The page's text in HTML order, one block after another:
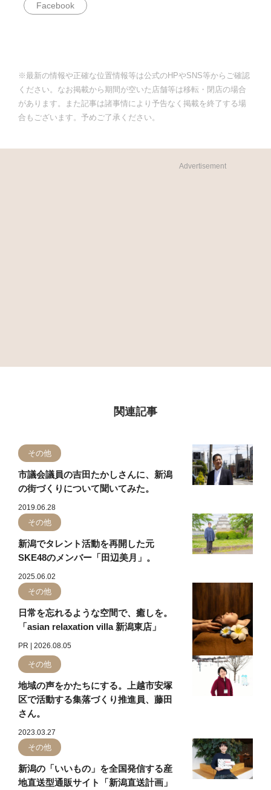
Facebook
※最新の情報や正確な位置情報等は公式のHPやSNS等からご確認
ください。なお掲載から期間が空いた店舗等は移転・閉店の場合
があります。また記事は諸事情により予告なく掲載を終了する場
合もございます。予めご了承ください。
Advertisement
関連記事
その他
市議会議員の吉田たかしさんに、新潟
の街づくりについて聞いてみた。
2019.06.28
その他
新潟でタレント活動を再開した元
SKE48のメンバー「田辺美月」。
2025.06.02
その他
日常を忘れるような空間で、癒しを。
「asian relaxation villa 新潟東店」
PR | 2026.08.05
その他
地域の声をかたちにする。上越市安塚
区で活動する集落づくり推進員、藤田
さん。
2023.03.27
その他
新潟の「いいもの」を全国発信する産
地直送型通販サイト「新潟直送計画」